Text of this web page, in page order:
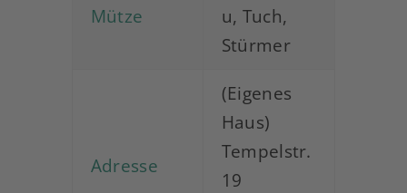
Mütze
u, Tuch,
Stürmer
Adresse
(Eigenes
Haus)
Tempelstr.
19